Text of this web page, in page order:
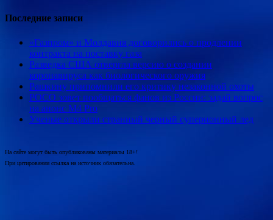
Последние записи
«Газпром» и Молдавия договорились о продлении
контракта на поставку газа
Разведка США отвергла версию о создании
коронавируса как биологического оружия
Рашкину припомнили его критику незаконной охоты
POCO зовет пообщаться фанов из России: задай вопрос
на анонс M4 Pro
Ученые открыли странный черный суперионный лед
На сайте могут быть опубликованы материалы 18+!
При цитировании ссылка на источник обязательна.